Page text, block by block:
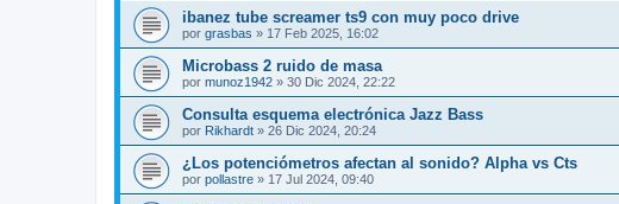
ibanez tube screamer ts9 con muy poco drive
por grasbas » 17 Feb 2025, 16:02
Microbass 2 ruido de masa
por munoz1942 » 30 Dic 2024, 22:22
Consulta esquema electrónica Jazz Bass
por Rikhardt » 26 Dic 2024, 20:24
¿Los potenciómetros afectan al sonido? Alpha vs Cts
por pollastre » 17 Jul 2024, 09:40